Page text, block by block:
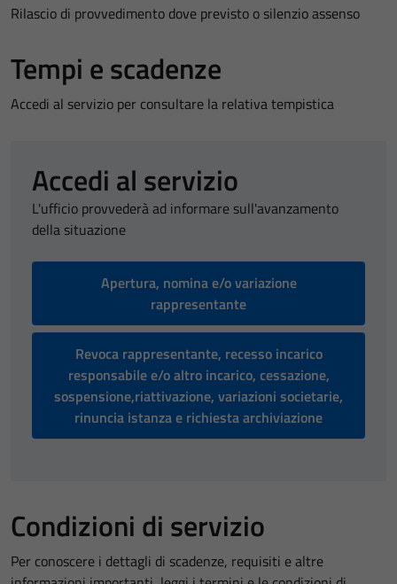
Rilascio di provvedimento dove previsto o silenzio assenso
Tempi e scadenze
Accedi al servizio per consultare la relativa tempistica
Accedi al servizio
L'ufficio provvederà ad informare sull'avanzamento
della situazione
Apertura, nomina e/o variazione
rappresentante
Revoca rappresentante, recesso incarico
responsabile e/o altro incarico, cessazione,
sospensione,riattivazione, variazioni societarie,
rinuncia istanza e richiesta archiviazione
Condizioni di servizio
Per conoscere i dettagli di scadenze, requisiti e altre